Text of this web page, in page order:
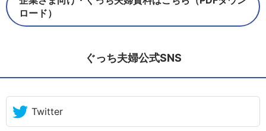
ロード）
ぐっち夫婦公式SNS
Twitter